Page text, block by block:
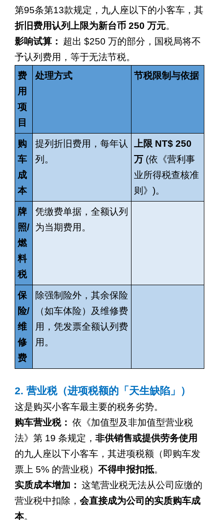
第95条第13款规定，九人座以下的小客车，其
折旧费用认列上限为新台币 250 万元。
影响试算： 超出 $250 万的部分，国税局将不
予认列费用，等于无法节税。
费
用
项
目
处理方式 节税限制与依据
购
车
成
本
提列折旧费用，每年认
列。
上限 NT$ 250
万 (依《营利事
业所得税查核准
则》 )。
牌
照/
燃
料
税
凭缴费单据，全额认列
为当期费用。
保
险/
维
修
费
除强制险外，其余保险
（如车体险）及维修费
用，凭发票全额认列费
用。
2. 营业税（进项税额的「天生缺陷」）
这是购买小客车最主要的税务劣势。
购车营业税： 依《加值型及非加值型营业税
法》第 19 条规定， 非供销售或提供劳务使用
的九人座以下小客车，其进项税额（即购车发
票上 5% 的营业税） 不得申报扣抵。
实质成本增加： 这笔营业税无法从公司应缴的
营业税中扣除， 会直接成为公司的实质购车成
本。